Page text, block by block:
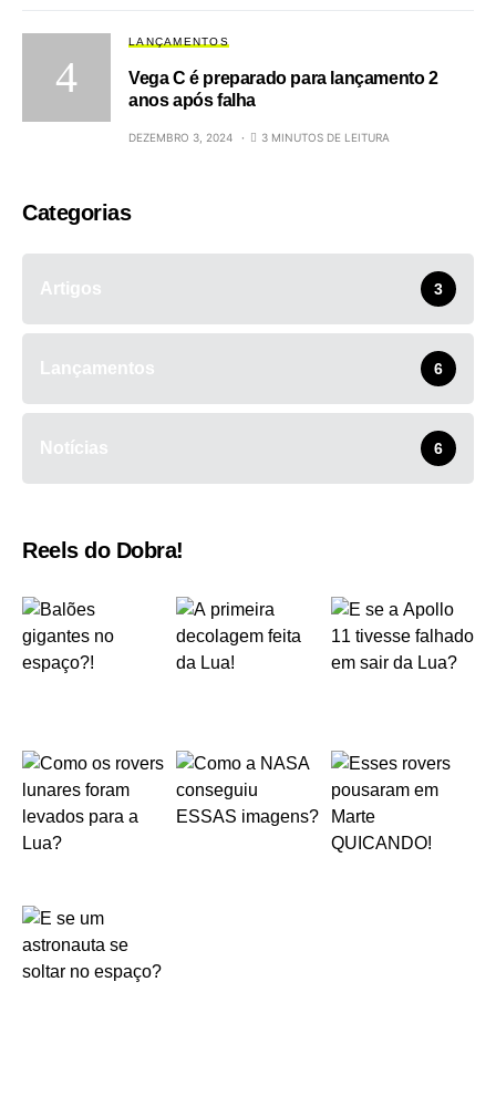
LANÇAMENTOS
Vega C é preparado para lançamento 2
anos após falha
DEZEMBRO 3, 2024 3 MINUTOS DE LEITURA
Categorias
Artigos 3
Lançamentos 6
Notícias 6
Reels do Dobra!